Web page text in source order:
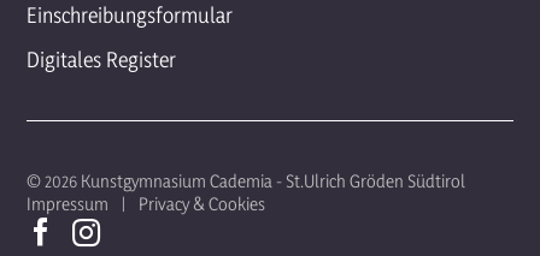
Einschreibungsformular
Digitales Register
© 2026 Kunstgymnasium Cademia - St.Ulrich Gröden Südtirol
Impressum
Privacy & Cookies